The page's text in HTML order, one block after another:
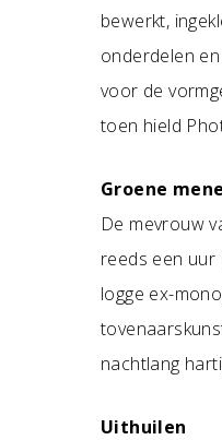
bewerkt,
onderdelen
voor de
toen hield
Groene
De mevrouw
reeds een
logge ex-
nachtlang
Uithuilen